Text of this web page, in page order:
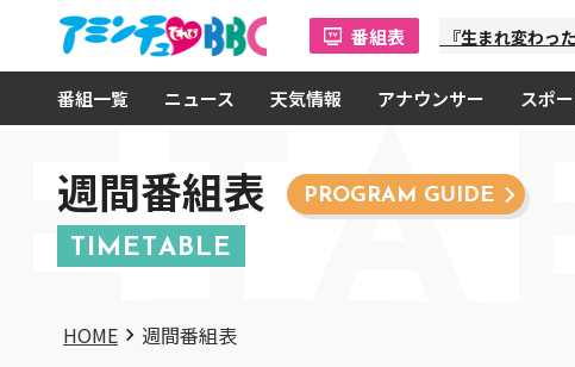
番組表
番組一覧 ニュース 天気情報 アナウンサー スポ
「金曜オモロしが」『生まれ変わったら何
週間番組表 PROGRAM GUIDE
TIMETABLE
HOME 週間番組表